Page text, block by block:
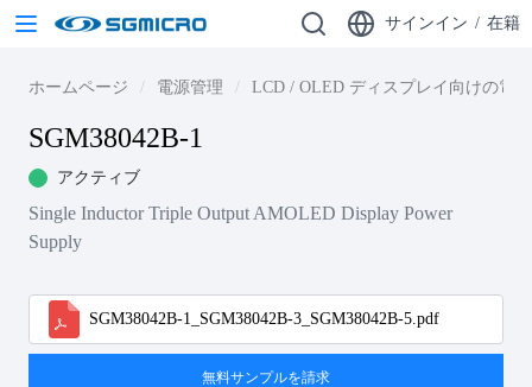
サインイン / 在籍
ホームページ 電源管理 LCD / OLED ディスプレイ向けの電
SGM38042B-1
アクティブ
Single Inductor Triple Output AMOLED Display Power
Supply
SGM38042B-1_SGM38042B-3_SGM38042B-5.pdf
無料サンプルを請求